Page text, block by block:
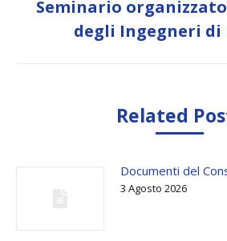
Next
post:
Seminario
degli Ingegneri di
Related
Documenti del
3 Agosto 2026